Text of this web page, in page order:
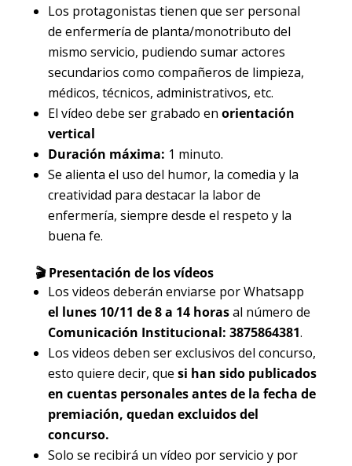
Los protagonistas tienen que ser personal
de enfermería de planta/monotributo del
mismo servicio, pudiendo sumar actores
secundarios como compañeros de limpieza,
médicos, técnicos, administrativos, etc.
El vídeo debe ser grabado en orientación
vertical
Duración máxima: 1 minuto.
Se alienta el uso del humor, la comedia y la
creatividad para destacar la labor de
enfermería, siempre desde el respeto y la
buena fe.
🎬 Presentación de los vídeos
Los videos deberán enviarse por Whatsapp
el lunes 10/11 de 8 a 14 horasal número de
Comunicación Institucional: 3875864381.
Los videos deben ser exclusivos del concurso,
esto quiere decir, que si han sido publicados
en cuentas personales antes de la fecha de
premiación, quedan excluidos del
concurso.
Solo se recibirá un vídeo por servicio y por